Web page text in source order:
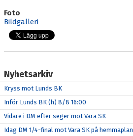
Foto
Bildgalleri
Nyhetsarkiv
Kryss mot Lunds BK
Inför Lunds BK (h) 8/8 16:00
Vidare i DM efter seger mot Vara SK
Idag DM 1/4-final mot Vara SK på hemmaplan